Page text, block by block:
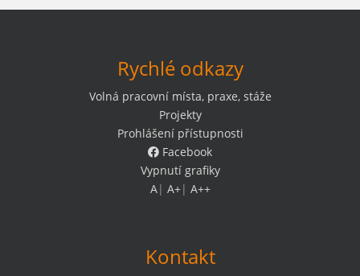
Rychlé odkazy
Volná pracovní místa, praxe, stáže
Projekty
Prohlášení přístupnosti
Facebook
Vypnutí grafiky
A| A+| A++
Kontakt